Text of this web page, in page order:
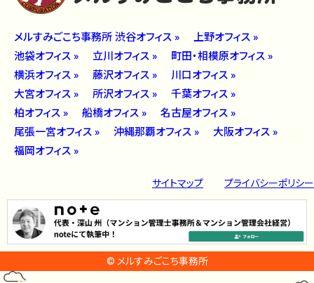
メルすみごこち事務所 渋谷オフィス »
上野オフィス »
池袋オフィス »
立川オフィス »
町田・相模原オフィス »
横浜オフィス »
藤沢オフィス »
川口オフィス »
大宮オフィス »
所沢オフィス »
千葉オフィス »
柏オフィス »
船橋オフィス »
名古屋オフィス »
尾張一宮オフィス »
沖縄那覇オフィス »
大阪オフィス »
福岡オフィス »
サイトマップ プライバシーポリシー
© メルすみごこち事務所